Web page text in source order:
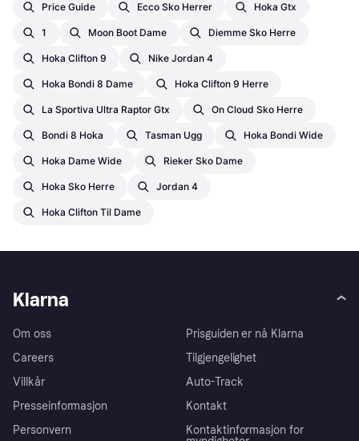
Price Guide Ecco Sko Herrer Hoka Gtx
1 Moon Boot Dame Diemme Sko Herre
Hoka Clifton 9 Nike Jordan 4
Hoka Bondi 8 Dame Hoka Clifton 9 Herre
La Sportiva Ultra Raptor Gtx On Cloud Sko Herre
Bondi 8 Hoka Tasman Ugg Hoka Bondi Wide
Hoka Dame Wide Rieker Sko Dame
Hoka Sko Herre Jordan 4
Hoka Clifton Til Dame
Klarna
Om oss
Careers
Villkår
Presseinformasjon
Personvern
Prisguiden er nå Klarna
Tilgjengelighet
Auto-Track
Kontakt
Kontaktinformasjon for